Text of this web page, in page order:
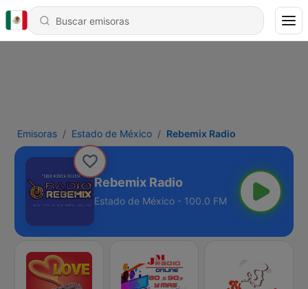
Emisoras Estado de México Rebemix Radio
Rebemix Radio
Estado de México - 100.0 FM